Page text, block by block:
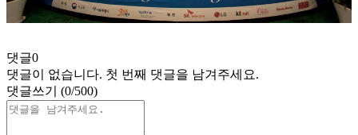
댓글0
댓글이 없습니다. 첫 번째 댓글을 남겨주세요.
댓글쓰기 (0/500)